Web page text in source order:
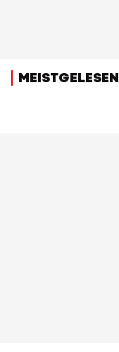
MEISTGELESEN